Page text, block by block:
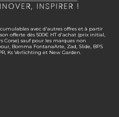
avec d'autres offres et à partir
offerte dès 500€ HT d'achat (prix initial,
Corse) sauf pour les marques non
Bomma FontanaArte, Zad, Slide, BPS
Ks Verlichting et New Garden.